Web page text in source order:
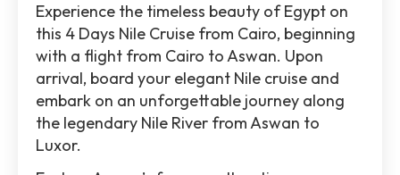
Experience the timeless beauty of Egypt on
this 4 Days Nile Cruise from Cairo, beginning
with a flight from Cairo to Aswan. Upon
arrival, board your elegant Nile cruise and
embark on an unforgettable journey along
the legendary Nile River from Aswan to
Luxor.